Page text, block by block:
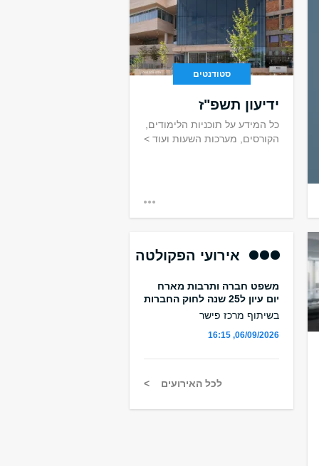
סטודנטים
ידיעון תשפ"ז
כל המידע על תוכניות הלימודים,
הקורסים, מערכות השעות ועוד >
אירועי הפקולטה
משפט חברה ותרבות מארח
יום עיון ל25 שנה לחוק החברות
בשיתוף מרכז פישר
06/09/2026, 16:15
לכל האירועים